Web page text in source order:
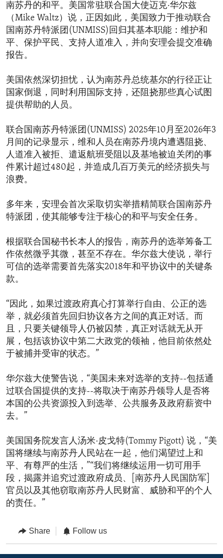
南苏丹的和平。美国常驻联合国大使迈克·华尔兹
（Mike Waltz）说，正因如此，美国致力于推动联合
国南苏丹特派团(UNMISS)回归其基本职能：维护和
平、保护平民、支持人道准入，并向安理会提交准确
报告。
美国依然深切担忧，认为南苏丹总统基尔的行径正让
国家倒退，同时利用国际支持，还阻挠那些真心试图
提供帮助的人员。
联合国南苏丹特派团(UNMISS) 2025年10月至2026年3
月间的记录显示，维和人员在南苏丹境内遭遇阻挠、
人道准入被拒、遣返航班受阻以及基地被迫关闭的事
件累计超过480起，并造成几百万美元的经济损失与
浪费。
多年来，安理会首次采取切实举措精简联合国南苏丹
特派团，使其能够专注于核心的和平与安全任务。
根据联合国秘书长本人的报告，南苏丹的选举筹备工
作依然微乎其微，甚至不存在。华尔兹大使说，举行
可信的选举需要首先落实2018年和平协议中的关键条
款。
“因此，如果过渡政府真心打算举行自由、公正的选
举，就必须首先回归协议各方之间的真正对话。而
且，只要关键领导人仍被囚禁，真正对话就无从开
展，包括该协议中第二大政党的领袖，他目前依然处
于被捕并受审的状态。”
华尔兹大使警告说，“美国未来对选举的支持--包括通
过联合国提供的支持--将取决于南苏丹领导人是否将
本国的公共资源投入到选举、公共服务及政府薪资中
去。”
美国国务院发言人汤米·皮戈特(Tommy Pigott) 说，“美
国将继续与南苏丹人民站在一起，他们渴望过上和
平、有尊严的生活，”“我们将继续运用一切可用手
段，揭露并追究过渡政府成员、[南苏丹人民国防军]
官员以及其他窃取南苏丹人民财富、威胁和平的个人
的责任。”
Share Follow us